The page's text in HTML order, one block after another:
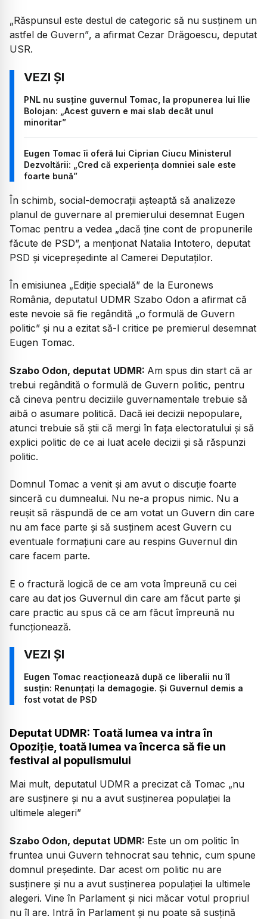
„Răspunsul este destul de categoric să nu susținem un
astfel de Guvern”, a afirmat Cezar Drăgoescu, deputat
USR.
PNL nu susține guvernul Tomac, la propunerea lui Ilie
Bolojan: „Acest guvern e mai slab decât unul
minoritar”
Eugen Tomac îi oferă lui Ciprian Ciucu Ministerul
Dezvoltării: „Cred că experiența domniei sale este
foarte bună”
În schimb, social-democrații așteaptă să analizeze
planul de guvernare al premierului desemnat Eugen
Tomac pentru a vedea „dacă ține cont de propunerile
făcute de PSD”, a menționat Natalia Intotero, deputat
PSD și vicepreședinte al Camerei Deputaților.
În emisiunea „Ediție specială” de la Euronews
România, deputatul UDMR Szabo Odon a afirmat că
este nevoie să fie regândită „o formulă de Guvern
politic” și nu a ezitat să-l critice pe premierul desemnat
Eugen Tomac.
Szabo Odon, deputat UDMR: Am spus din start că ar
trebui regândită o formulă de Guvern politic, pentru
că cineva pentru deciziile guvernamentale trebuie să
aibă o asumare politică. Dacă iei decizii nepopulare,
atunci trebuie să știi că mergi în fața electoratului și să
explici politic de ce ai luat acele decizii și să răspunzi
politic.
Domnul Tomac a venit și am avut o discuție foarte
sinceră cu dumnealui. Nu ne-a propus nimic. Nu a
reușit să răspundă de ce am votat un Guvern din care
nu am face parte și să susținem acest Guvern cu
eventuale formațiuni care au respins Guvernul din
care facem parte.
E o fractură logică de ce am vota împreună cu cei
care au dat jos Guvernul din care am făcut parte și
care practic au spus că ce am făcut împreună nu
funcționează.
Eugen Tomac reacționează după ce liberalii nu îl
susțin: Renunțați la demagogie. Și Guvernul demis a
fost votat de PSD
Deputat UDMR: Toată lumea va intra în
Opoziție, toată lumea va încerca să fie un
festival al populismului
Mai mult, deputatul UDMR a precizat că Tomac „nu
are susținere și nu a avut susținerea populației la
ultimele alegeri”
Szabo Odon, deputat UDMR: Este un om politic în
fruntea unui Guvern tehnocrat sau tehnic, cum spune
domnul președinte. Dar acest om politic nu are
susținere și nu a avut susținerea populației la ultimele
alegeri. Vine în Parlament și nici măcar votul propriul
nu îl are. Intră în Parlament și nu poate să susțină